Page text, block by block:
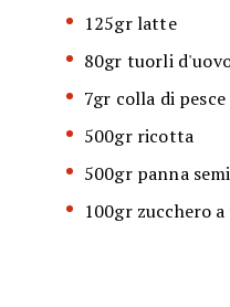
125gr latte
80gr tuorli
7gr colla di pesce
500gr ricotta
500gr panna
100gr zucchero a